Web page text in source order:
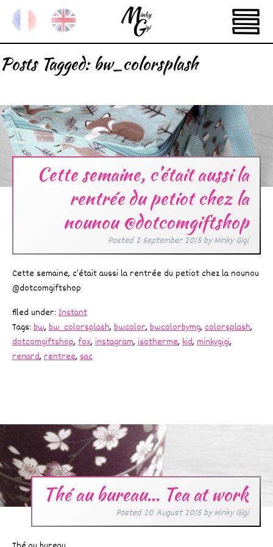
Posts Tagged:bw_colorsplash
Cette semaine, c’était aussi la
rentrée du petiot chez la
nounou @dotcomgiftshop
Posted2 September 2015byMinky Gigi
Cette semaine, c’était aussi la rentrée du petiot chez la nounou
@dotcomgiftshop
filed under: Instant
Tags: bw,bw_colorsplash,bwcolor,bwcolorbymg,colorsplash,
dotcomgiftshop,fox,instagram,isotherme,kid,minkygigi,
renard,rentree,sac
Thé au bureau… Tea at work
Posted20 August 2015byMinky Gigi